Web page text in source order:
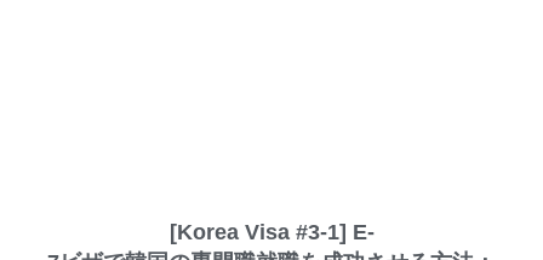
[Korea Visa #3-1] E-